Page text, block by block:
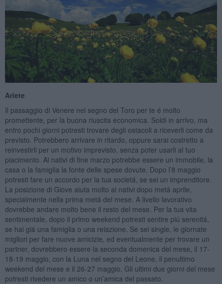
Ariete
Il passaggio di Venere nel segno del Toro per te é molto
promettente, per la buona riuscita economica. Soldi in arrivo, ma
entro pochi giorni potresti trovare degli ostacoli a riceverli come da
previsto. Potrebbero arrivare in ritardo, oppure sarai costretto a
reinvestirli per un motivo imprevisto, senza poter usarli al tuo
piacimento. Ai nativi di fine marzo potrebbe essere un immobile, la
casa o la famiglia la fonte delle spese dovute. Dopo l’8 maggio
potresti fare un accordo per la tua societá, se sei un imprenditore.
La posizione di Giove aiuta molto ai nativi dopo metá aprile,
specialmente nella prima metá del mese. A livello lavorativo
dovrebbe andare molto bene il resto del mese. Per la tua vita
sentimentale, dopo il primo weekend potresti sentire piú serenitá,
se hai giá una famiglia o una relazione. Se sei single, le giornate
migliori per fare nuove amicizie, ed eventualmente per trovare un
partner, dovrebbero essere la seconda domenica del mese, il 17-
18-19 maggio, con la Luna nel segno del Leone, il penultimo
weekend del mese e il 26-27 maggio. Gli ultimi due giorni del mese
potresti rivedere un amico o un’amica del passato.